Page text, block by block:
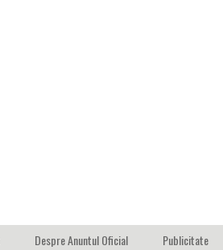
Despre Anuntul Oficial Publicitate